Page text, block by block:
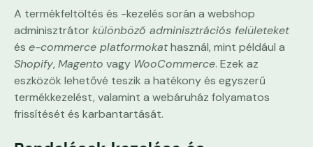
A termékfeltöltés és -kezelés során a webshop
adminisztrátorkülönböző adminisztrációs felületeket
és e-commerce platformokathasznál, mint például a
Shopify, Magento vagy WooCommerce. Ezek az
eszközök lehetővé teszik a hatékony és egyszerű
termékkezelést, valamint a webáruház folyamatos
frissítését és karbantartását.